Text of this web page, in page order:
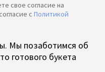
свое согласие на
c Политикой
Мы позаботимся об
готового букета